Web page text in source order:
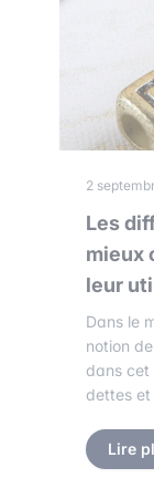
2
Les
mieux
leur
Dans le
notion
dans cet
dettes et
Lire